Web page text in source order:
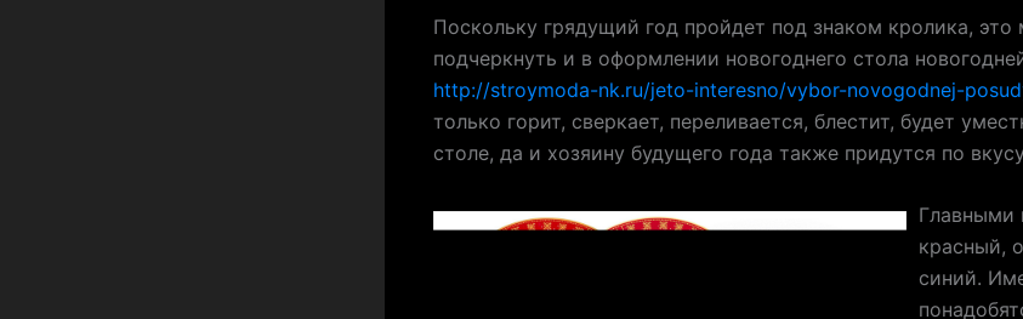
Поскольку грядущий год пройдет под знаком кролика,
подчеркнуть и в оформлении новогоднего стола
http://stroymoda-nk.ru/jeto-interesno/vybor-novogodnej-
только горит, сверкает, переливается, блестит, будет
столе, да и хозяину будущего года также придутся по
Главными
красный,
синий.